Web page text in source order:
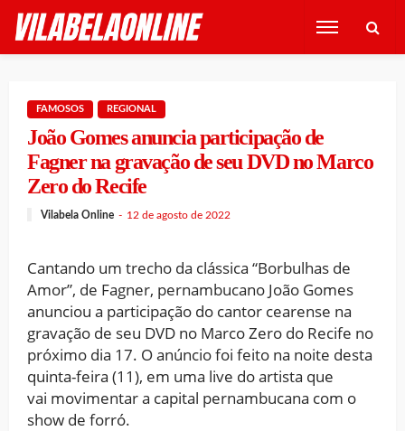
FAMOSOS REGIONAL
João Gomes anuncia participação de
Fagner na gravação de seu DVD no Marco
Zero do Recife
Vilabela Online 12 de agosto de 2022
Cantando um trecho da clássica “Borbulhas de
Amor”, de Fagner, pernambucano João Gomes
anunciou a participação do cantor cearense na
gravação de seu DVD no Marco Zero do Recife no
próximo dia 17. O anúncio foi feito na noite desta
quinta-feira (11), em uma live do artista que
vai movimentar a capital pernambucana com o
show de forró.